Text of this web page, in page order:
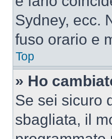
Sydney, ecc.
fuso orario e
Top
» Ho
Se sei sicuro
sbagliata, il